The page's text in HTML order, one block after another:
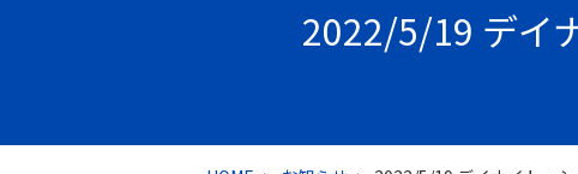
2022/5/19 デイ